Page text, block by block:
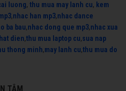
luong, thu mua may lanh cu, kem
,nhac han mp3,nhac dance
ba bau,nhac dong que mp3,nhac xua
dien,thu mua laptop cu,sua nap
thong minh,may lanh cu,thu mua do
TÂM